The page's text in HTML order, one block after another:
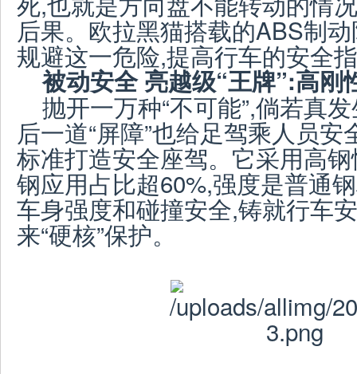
后果。欧拉黑猫搭载的ABS制
规避这一危险,提高行车的安全
被动安全 亮越级“王牌”:高刚
抛开一万种“不可能”,倘若真
后一道“屏障”也给足驾乘人员
标准打造安全座驾。它采用高
钢应用占比超60%,强度是普通
车身强度和碰撞安全,铸就行车
来“硬核”保护。